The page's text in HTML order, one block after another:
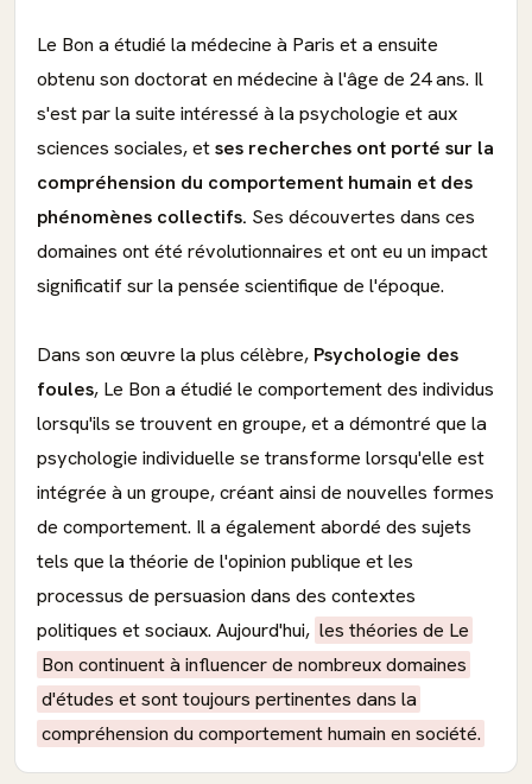
Le Bon a étudié la médecine à Paris et a ensuite
obtenu son doctorat en médecine à l'âge de 24 ans. Il
s'est par la suite intéressé à la psychologie et aux
sciences sociales, etses recherches ont porté sur la
compréhension du comportement humain et des
phénomènes collectifs. Ses découvertes dans ces
domaines ont été révolutionnaires et ont eu un impact
significatif sur la pensée scientifique de l'époque.
Dans son œuvre la plus célèbre, Psychologie des
foules, Le Bon a étudié le comportement des individus
lorsqu'ils se trouvent en groupe, et a démontré que la
psychologie individuelle se transforme lorsqu'elle est
intégrée à un groupe, créant ainsi de nouvelles formes
de comportement. Il a également abordé des sujets
tels que la théorie de l'opinion publique et les
processus de persuasion dans des contextes
politiques et sociaux. Aujourd'hui, les théories de Le
Bon continuent à influencer de nombreux domaines
d'études et sont toujours pertinentes dans la
compréhension du comportement humain en société.